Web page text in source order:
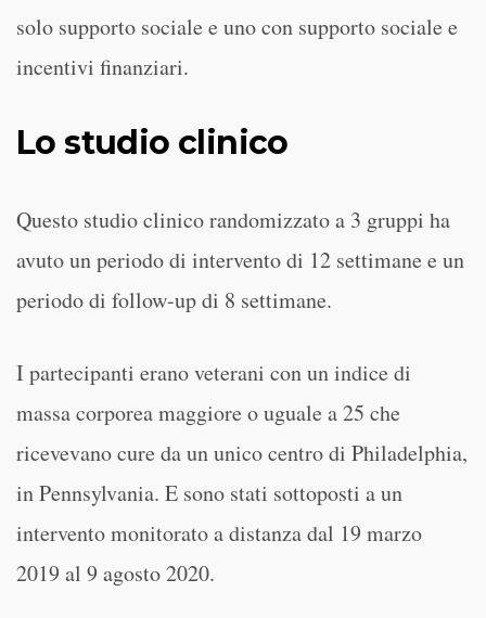
solo supporto sociale e uno con supporto sociale e
incentivi finanziari.
Lo studio clinico
Questo studio clinico randomizzato a 3 gruppi ha
avuto un periodo di intervento di 12 settimane e un
periodo di follow-up di 8 settimane.
I partecipanti erano veterani con un indice di
massa corporea maggiore o uguale a 25 che
ricevevano cure da un unico centro di Philadelphia,
in Pennsylvania. E sono stati sottoposti a un
intervento monitorato a distanza dal 19 marzo
2019 al 9 agosto 2020.